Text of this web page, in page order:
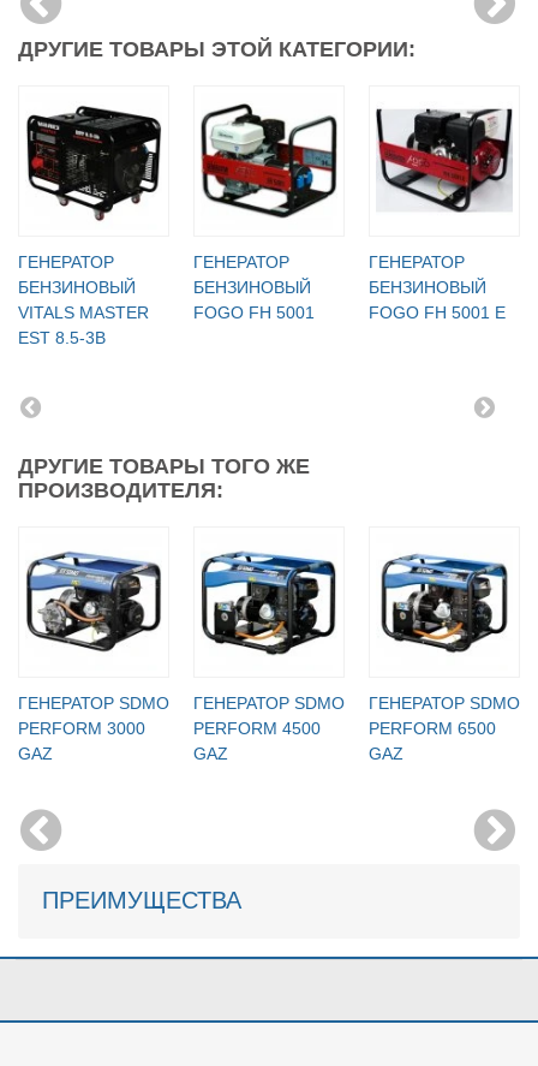
ДРУГИЕ ТОВАРЫ ЭТОЙ КАТЕГОРИИ:
ГЕНЕРАТОР
БЕНЗИНОВЫЙ
VITALS MASTER
EST 8.5-3B
ГЕНЕРАТОР
БЕНЗИНОВЫЙ
FOGO FH 5001
ГЕНЕРАТОР
БЕНЗИНОВЫЙ
FOGO FH 5001 E
ДРУГИЕ ТОВАРЫ ТОГО ЖЕ
ПРОИЗВОДИТЕЛЯ:
ГЕНЕРАТОР SDMO
PERFORM 3000
GAZ
ГЕНЕРАТОР SDMO
PERFORM 4500
GAZ
ГЕНЕРАТОР SDMO
PERFORM 6500
GAZ
ПРЕИМУЩЕСТВА